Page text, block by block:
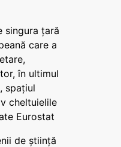
singura țară
care a
în ultimul
spațiul
cheltuielile
Eurostat
de știință